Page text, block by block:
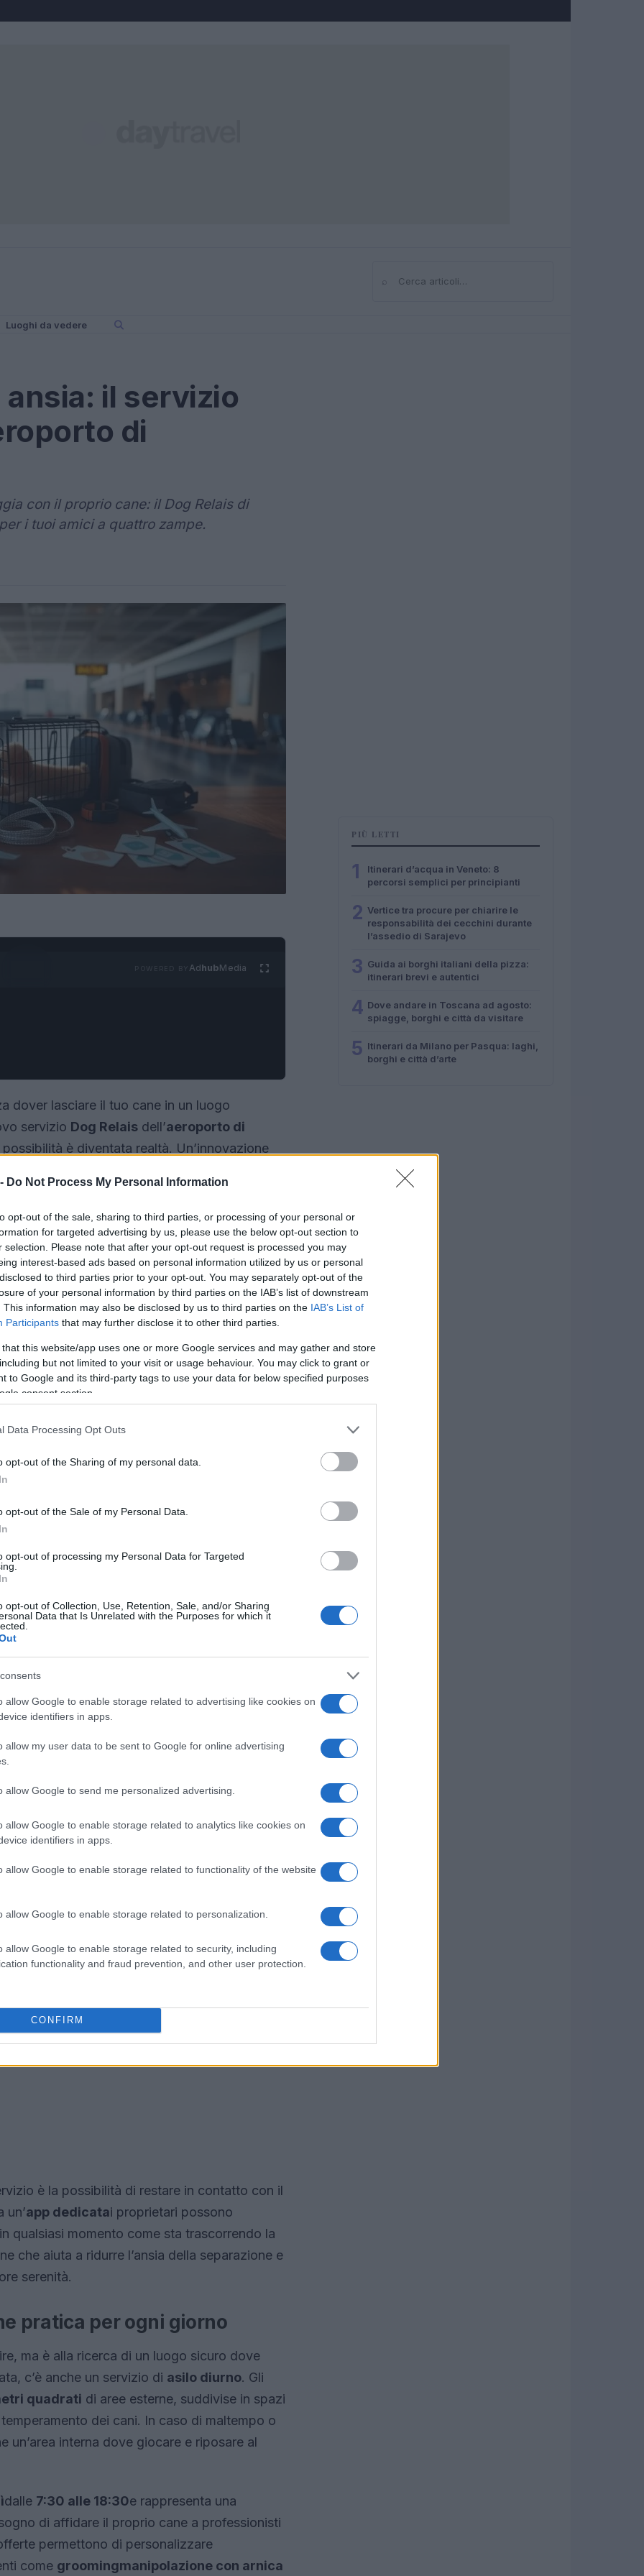
Do Not Process My Personal Information
opt-out of the sale, sharing to third parties, or processing of your personal or
for targeted advertising by us, please use the below opt-out section to
selection. Please note that after your opt-out request is processed you may
interest-based ads based on personal information utilized by us or personal
to third parties prior to your opt-out. You may separately opt-out of the
of your personal information by third parties on the IAB’s list of downstream
This information may also be disclosed by us to third parties on the IAB’s List of
Participants that may further disclose it to other third parties.
that this website/app uses one or more Google services and may gather and store
but not limited to your visit or usage behaviour. You may click to grant or
to Google and its third-party tags to use your data for below specified purposes
consent section.
Data Processing Opt Outs
opt-out of the Sharing of my personal data.
opt-out of the Sale of my Personal Data.
opt-out of processing my Personal Data for Targeted
opt-out of Collection, Use, Retention, Sale, and/or Sharing
Data that Is Unrelated with the Purposes for which it
allow Google to enable storage related to advertising like cookies on
identifiers in apps.
allow my user data to be sent to Google for online advertising
allow Google to send me personalized advertising.
allow Google to enable storage related to analytics like cookies on
identifiers in apps.
allow Google to enable storage related to functionality of the website
allow Google to enable storage related to personalization.
allow Google to enable storage related to security, including
functionality and fraud prevention, and other user protection.
CONFIRM
Cerca
Luoghi da vedere
il servizio
di
con il proprio cane: il Dog Relais di
i tuoi amici a quattro zampe.
AdhubMedia
dover lasciare il tuo cane in un luogo
servizio Dog Relais dell’aeroporto di
è diventata realtà. Un’innovazione
non vuole separarsi dal proprio amico a
questo motivo, il Dog Relais offre una
per garantire il benessere del tuo animale
stelle per cani
pensione per cani. Durante il giorno,
e gioco
Le sistemazioni sono realizzate in legno e
quadratie di uno spazio esterno di
10 metri
a pannelli radianti
un ambiente rilassante. Le opzioni
cani compatibili. Per chi desidera un
la formula
SPA
è la possibilità di restare in contatto con il
un’app dedicatai proprietari possono
qualsiasi momento come sta trascorrendo la
che aiuta a ridurre l’ansia della separazione e
serenità.
pratica per ogni giorno
ma è alla ricerca di un luogo sicuro dove
c’è anche un servizio di asilo diurno. Gli
quadrati di aree esterne, suddivise in spazi
dei cani. In caso di maltempo o
un’area interna dove giocare e riposare al
dalle 7:30 alle 18:30e rappresenta una
di affidare il proprio cane a professionisti
permettono di personalizzare
come groomingmanipolazione con arnica
PIÙ LETTI
1
Itinerari d’acqua in Veneto: 8
percorsi semplici per principianti
2 Vertice tra procure per chiarire le
responsabilità dei cecchini durante
l’assedio di Sarajevo
3 Guida ai borghi italiani della pizza:
itinerari brevi e autentici
4 Dove andare in Toscana ad agosto:
spiagge, borghi e città da visitare
5 Itinerari da Milano per Pasqua: laghi,
borghi e città d’arte